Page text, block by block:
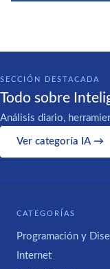
SECCIÓN DESTACADA
Todo sobre
Análisis diario,
Ver categoría IA →
CATEGORÍAS
Programación y
Internet